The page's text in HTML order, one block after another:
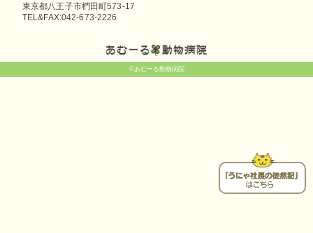
東京都八王子市椚田町573-17
TEL&FAX:042-673-2226
©あむーる動物病院